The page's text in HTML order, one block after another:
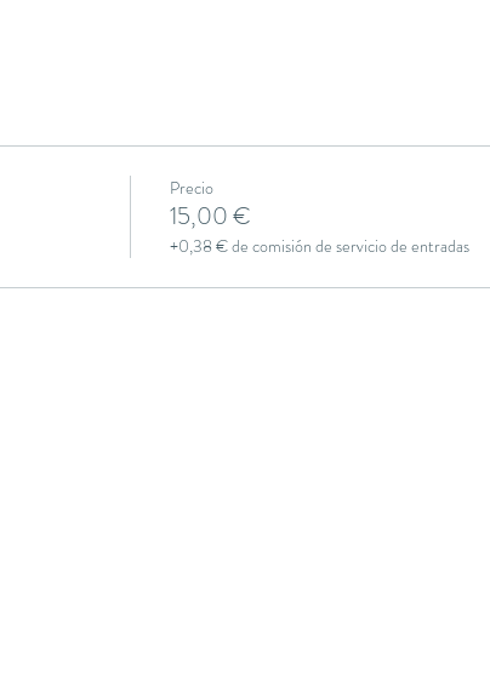
Precio
15,00 €
+0,38 € de comisión de servicio de entradas